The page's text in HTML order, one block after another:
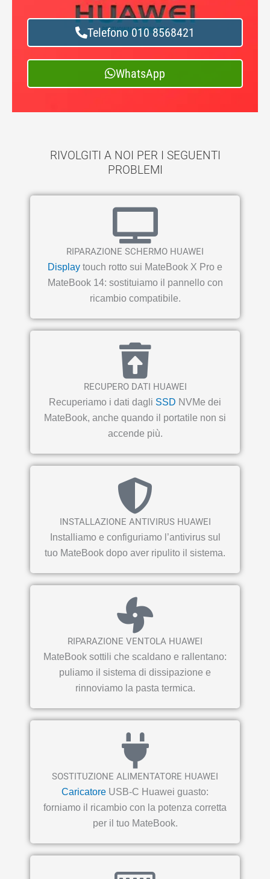
Telefono 010 8568421
WhatsApp
RIVOLGITI A NOI PER I SEGUENTI
PROBLEMI
RIPARAZIONE SCHERMO HUAWEI
Display touch rotto sui MateBook X Pro e
MateBook 14: sostituiamo il pannello con
ricambio compatibile.
RECUPERO DATI HUAWEI
Recuperiamo i dati dagli SSD NVMe dei
MateBook, anche quando il portatile non si
accende più.
INSTALLAZIONE ANTIVIRUS HUAWEI
Installiamo e configuriamo l’antivirus sul
tuo MateBook dopo aver ripulito il sistema.
RIPARAZIONE VENTOLA HUAWEI
MateBook sottili che scaldano e rallentano:
puliamo il sistema di dissipazione e
rinnoviamo la pasta termica.
SOSTITUZIONE ALIMENTATORE HUAWEI
Caricatore USB-C Huawei guasto:
forniamo il ricambio con la potenza corretta
per il tuo MateBook.